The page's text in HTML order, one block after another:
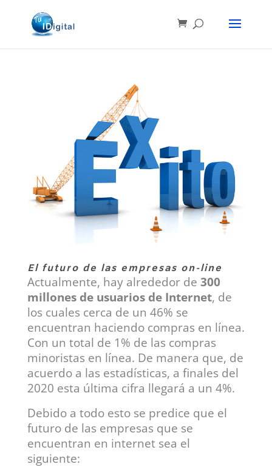
El futuro de las empresas on-line
Actualmente, hay alrededor de 300
millones de usuarios de Internet, de
los cuales cerca de un 46% se
encuentran haciendo compras en línea.
Con un total de 1% de las compras
minoristas en línea. De manera que, de
acuerdo a las estadísticas, a finales del
2020 esta última cifra llegará a un 4%.
Debido a todo esto se predice que el
futuro de las empresas que se
encuentran en internet sea el
siguiente: